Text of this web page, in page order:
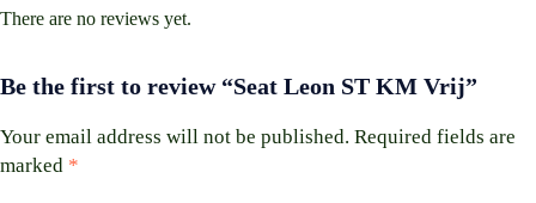
There are no reviews yet.
Be the first to review “Seat Leon ST KM Vrij”
Your email address will not be published. Required fields are
marked *